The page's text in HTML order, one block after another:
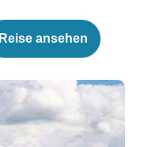
Reise ansehen